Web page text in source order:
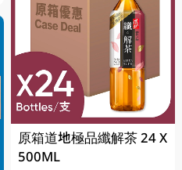
原箱道地極品纖解茶 24 X
500ML